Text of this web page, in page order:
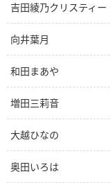
吉田綾乃クリスティー
向井葉月
和田まあや
増田三莉音
大越ひなの
奥田いろは